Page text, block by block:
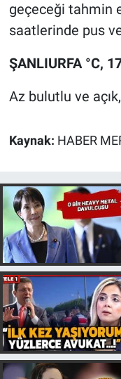
geçeceği tahmin
saatlerinde pus
ŞANLIURFA °C,
Az bulutlu ve
Kaynak: HABER